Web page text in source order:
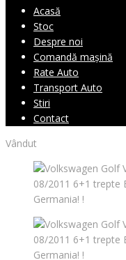
Acasă
Stoc
Despre noi
Comandă mașină
Rate Auto
Transport Auto
Stiri
Contact
Vândut